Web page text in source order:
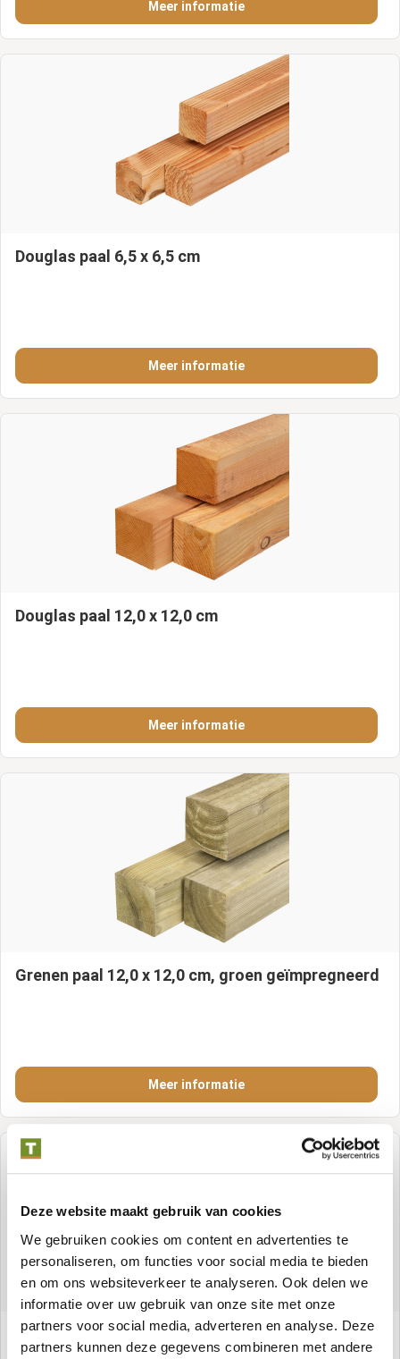
Deze website maakt gebruik van cookies
We gebruiken cookies om content en advertenties te
personaliseren, om functies voor social media te bieden
en om ons websiteverkeer te analyseren. Ook delen we
informatie over uw gebruik van onze site met onze
partners voor social media, adverteren en analyse. Deze
partners kunnen deze gegevens combineren met andere
Meer informatie
Douglas paal 6,5 x 6,5 cm
Meer informatie
Douglas paal 12,0 x 12,0 cm
Meer informatie
Grenen paal 12,0 x 12,0 cm, groen geïmpregneerd
Meer informatie
Grenen paal 8,8 x 8,8 cm, groen geïmpregneerd